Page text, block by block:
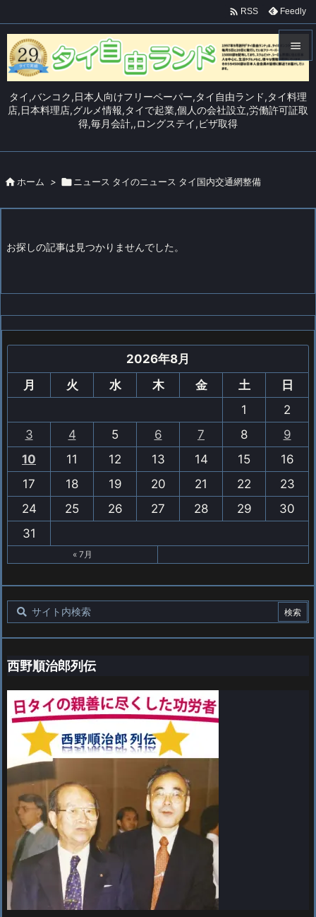
タイ,バンコク,日本人向けフリーペーパー,タイ自由ランド,タイ料理
店,日本料理店,グルメ情報,タイで起業,個人の会社設立,労働許可証取
得,毎月会計,,ロングステイ,ビザ取得

メニュ


 RSS Feedly
 ホーム >  ニュース タイのニュース タイ国内交通網整備
お探しの記事は見つかりませんでした。
2026年8月
月
火 水 木 金 土
日
1
2
3
4 5 6 7 8
9
10
11 12 13 14 15
16
17
18 19 20 21 22
23
24
25 26 27 28 29
30
31
« 7月
西野順治郎列伝